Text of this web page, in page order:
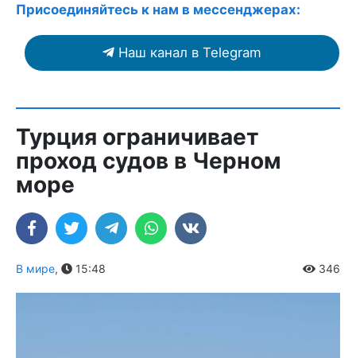
Присоединяйтесь к нам в мессенджерах:
Наш канал в Telegram
Турция ограничивает
проход судов в Черном
море
В мире, 15:48 346